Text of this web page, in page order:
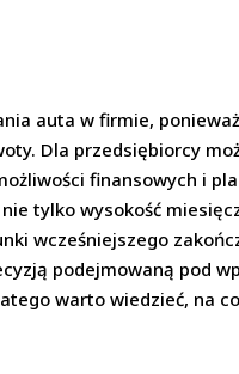
auta w firmie,
Dla przedsiębiorcy
finansowych i
tylko wysokość
wcześniejszego
podejmowaną pod
warto wiedzieć, na